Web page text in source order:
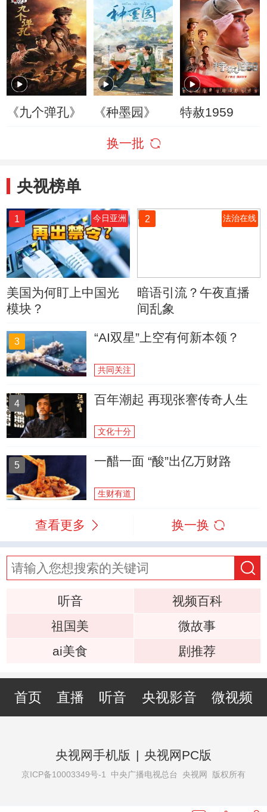
《九个弹孔》 《种墨园》 特赦1959
换一批
央视榜单
1 今日亚洲
美国为何盯上中国光
模块？
2 法治在线
暗语引流？午夜直播
间乱象
3 “AI双星”上空有何新本领？
共同关注
4 百年潮起 再现张謇传奇人生
文化十分
5 一醋一面 “酸”出亿万财路
生财有道
查看更多 换一换
听音
视频百科
祖国美
微故事
ai美食
剧推荐
首页 直播 听音 央视影音 微视频
央视网手机版 | 央视网PC版
京ICP备10003349号-1 中央广播电视总台 央视网 版权所有